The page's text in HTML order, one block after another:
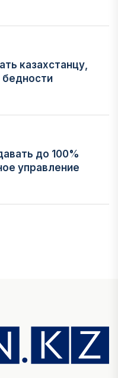
казахстанцу,
до 100%
управление
больше всего в